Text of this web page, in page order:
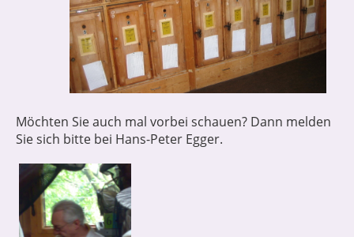
Möchten Sie auch mal vorbei schauen? Dann melden
Sie sich bitte bei Hans-Peter Egger.